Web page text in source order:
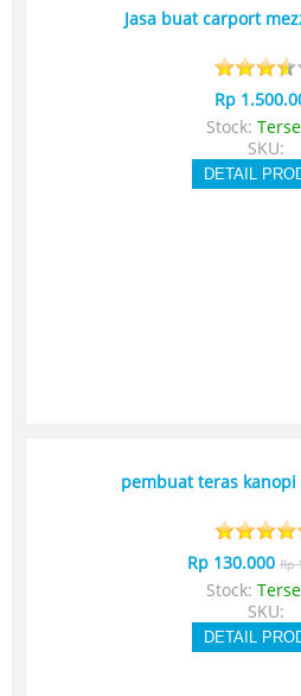
Jasa buat carport
Rp
Stock:
SKU:
DETAIL
pembuat teras
Rp 130.000 Rp
Stock:
SKU:
DETAIL